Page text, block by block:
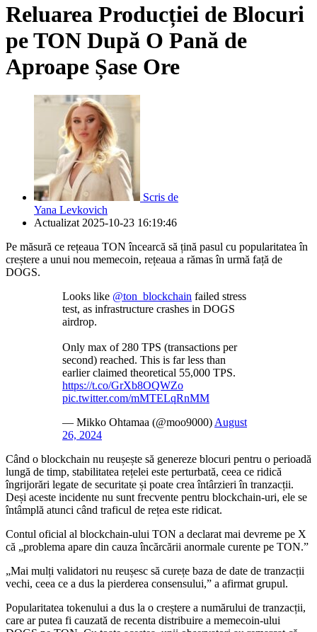
Reluarea Producției de Blocuri
pe TON După O Pană de
Aproape Șase Ore
Scris de
Yana Levkovich
Actualizat 2025-10-23 16:19:46
Pe măsură ce rețeaua TON încearcă să țină pasul cu popularitatea în
creștere a unui nou memecoin, rețeaua a rămas în urmă față de
DOGS.
Looks like @ton_blockchain failed stress
test, as infrastructure crashes in DOGS
airdrop.
Only max of 280 TPS (transactions per
second) reached. This is far less than
earlier claimed theoretical 55,000 TPS.
https://t.co/GrXb8OQWZo
pic.twitter.com/mMTELqRnMM
— Mikko Ohtamaa (@moo9000) August
26, 2024
Când o blockchain nu reușește să genereze blocuri pentru o perioadă
lungă de timp, stabilitatea rețelei este perturbată, ceea ce ridică
îngrijorări legate de securitate și poate crea întârzieri în tranzacții.
Deși aceste incidente nu sunt frecvente pentru blockchain-uri, ele se
întâmplă atunci când traficul de rețea este ridicat.
Contul oficial al blockchain-ului TON a declarat mai devreme pe X
că „problema apare din cauza încărcării anormale curente pe TON.”
„Mai mulți validatori nu reușesc să curețe baza de date de tranzacții
vechi, ceea ce a dus la pierderea consensului,” a afirmat grupul.
Popularitatea tokenului a dus la o creștere a numărului de tranzacții,
care ar putea fi cauzată de recenta distribuire a memecoin-ului